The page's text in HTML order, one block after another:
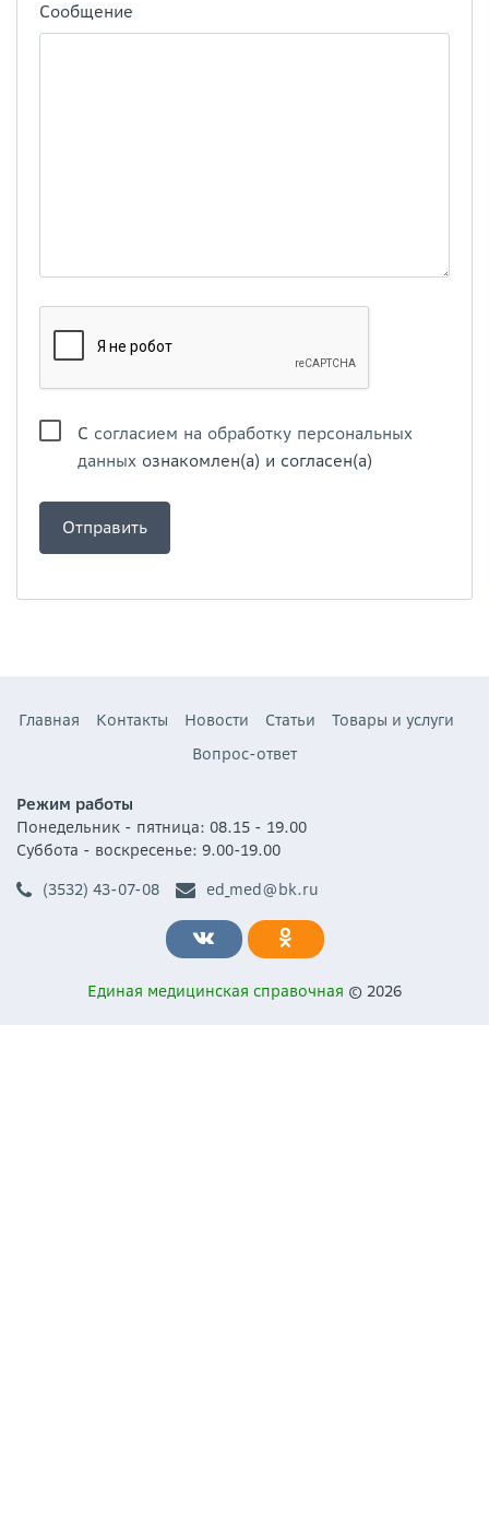
Сообщение
С согласием на обработку персональных
данных ознакомлен(а) и согласен(а)
Главная Контакты Новости Статьи
Товары и услуги
Вопрос-ответ
Режим работы
Понедельник - пятница: 08.15 - 19.00
Суббота - воскресенье: 9.00-19.00
(3532) 43-07-08
ed_med@bk.ru
Единая медицинская справочная © 2026